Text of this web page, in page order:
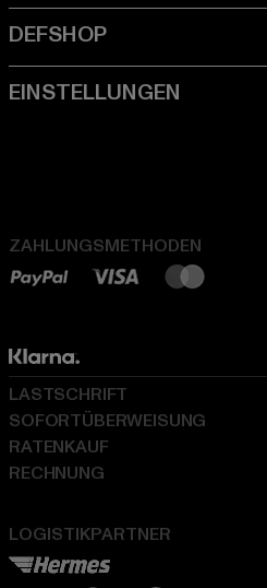
ZAHLUNGSMETHODEN
LOGISTIKPARTNER
LASTSCHRIFT
SOFORTÜBERWEISUNG
RATENKAUF
RECHNUNG